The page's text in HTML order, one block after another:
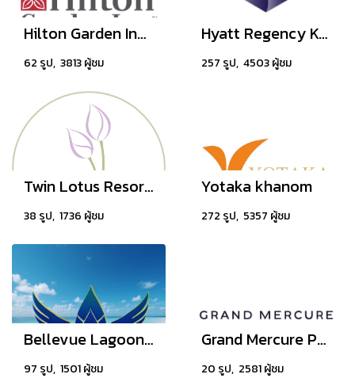
Hilton Garden Inn Rayong (Rayong, Thailand)
62 รูป, 3813 ผู้ชม
Hyatt Regency Koh Samui
257 รูป, 4503 ผู้ชม
Twin Lotus Resort and Spa
38 รูป, 1736 ผู้ชม
Yotaka khanom
272 รูป, 5357 ผู้ชม
Bellevue Lagoon Phuket
97 รูป, 1501 ผู้ชม
Grand Mercure Phuket Patong Resort & Villas
20 รูป, 2581 ผู้ชม